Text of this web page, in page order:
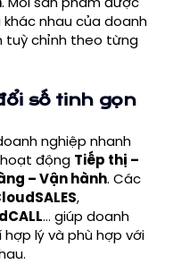
nhau của doanh
tuỳ chỉnh theo từng
số tinh gọn
nghiệp nhanh
động Tiếp thị –
– Vận hành. Các
,
… giúp doanh
lý và phù hợp với